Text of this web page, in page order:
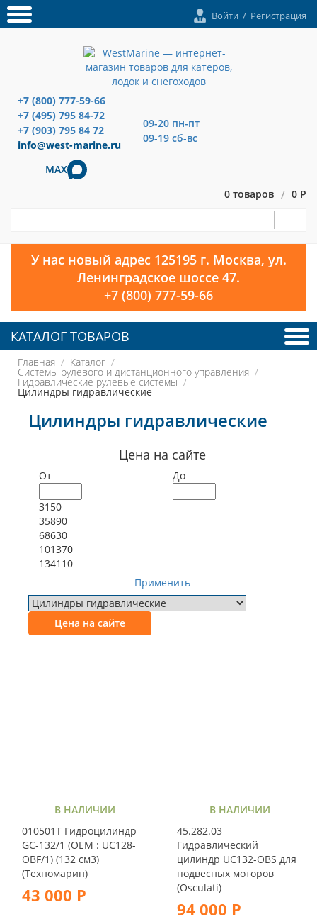
Войти / Регистрация
+7 (800) 777-59-66
+7 (495) 795 84-72
+7 (903) 795 84 72
info@west-marine.ru
09-20 пн-пт
09-19 сб-вс
MAX
0 товаров / 0 Р
У нас новый адрес 125195 г. Москва, ул.
Ленинградское шоссе 47.
+7 (800) 777-59-66
КАТАЛОГ ТОВАРОВ
Главная Каталог
Системы рулевого и дистанционного управления
Гидравлические рулевые системы
Цилиндры гидравлические
Цилиндры гидравлические
Цена на сайте
От До
3150
35890
68630
101370
134110
Применить
Цена на сайте
В НАЛИЧИИ
010501T Гидроцилиндр
GC-132/1 (OEM : UC128-
OBF/1) (132 см3)
(Техномарин)
43 000 Р
В НАЛИЧИИ
45.282.03
Гидравлический
цилиндр UC132-OBS для
подвесных моторов
(Osculati)
94 000 Р